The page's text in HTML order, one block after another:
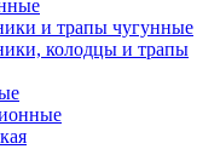
и трапы чугунные
колодцы и трапы